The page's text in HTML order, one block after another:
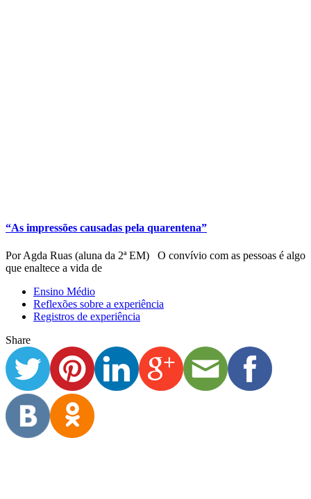
“As impressões causadas pela quarentena”
Por Agda Ruas (aluna da 2ª EM) O convívio com as pessoas é algo
que enaltece a vida de
Ensino Médio
Reflexões sobre a experiência
Registros de experiência
Share